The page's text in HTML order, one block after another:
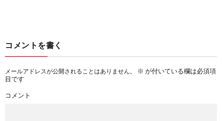
コメントを書く
メールアドレスが公開されることはありません。 ※ が付いている欄は必須項
目です
コメント